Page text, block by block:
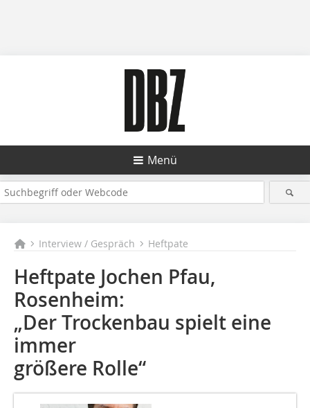
Menü
Interview / Gespräch Heftpate
Heftpate Jochen Pfau,
Rosenheim:
„Der Trockenbau spielt eine
immer
größere Rolle“